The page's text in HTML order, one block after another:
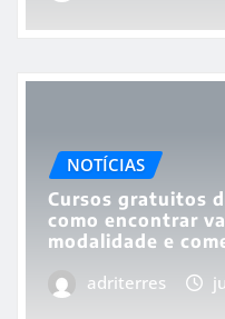
NOTÍCIAS
Cursos gratuitos
como encontrar
modalidade e
adriterres